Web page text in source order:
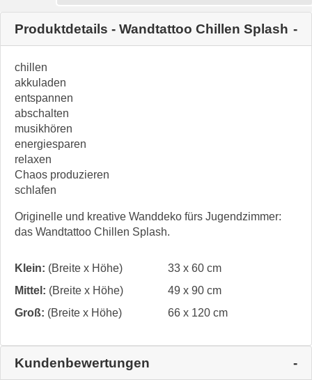
Produktdetails - Wandtattoo Chillen Splash
chillen
akkuladen
entspannen
abschalten
musikhören
energiesparen
relaxen
Chaos produzieren
schlafen
Originelle und kreative Wanddeko fürs Jugendzimmer:
das Wandtattoo Chillen Splash.
Klein: (Breite x Höhe)
33 x 60 cm
Mittel: (Breite x Höhe)
49 x 90 cm
Groß: (Breite x Höhe) 66 x 120 cm
Kundenbewertungen